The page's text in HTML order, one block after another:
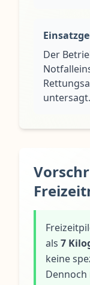
Der
untersagt.
als 7
keine
Dennoch